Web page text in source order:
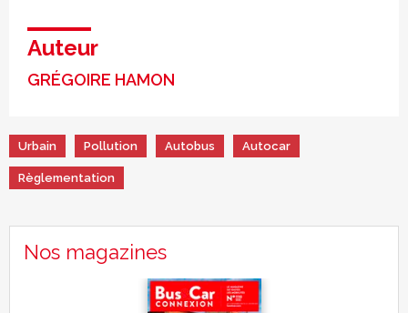
Auteur
GRÉGOIRE HAMON
Urbain Pollution Autobus Autocar
Règlementation
Nos magazines